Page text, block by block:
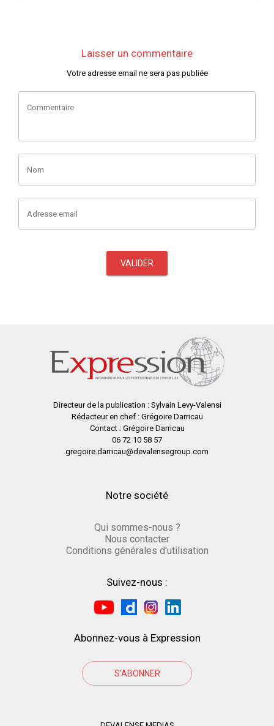
Laisser un commentaire
Votre adresse email ne sera pas publiée
Commentaire
Nom
Adresse email
VALIDER
Directeur de la publication : Sylvain Levy-Valensi
Rédacteur en chef : Grégoire Darricau
Contact : Grégoire Darricau
06 72 10 58 57
gregoire.darricau@devalensegroup.com
Notre société
Qui sommes-nous ?
Nous contacter
Conditions générales d'utilisation
Suivez-nous :
Abonnez-vous à Expression
S'ABONNER